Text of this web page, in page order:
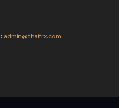
admin@thaifrx.com